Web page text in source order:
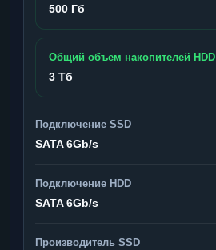
500 Гб
Общий объем накопителей HDD
3 Тб
Подключение SSD
SATA 6Gb/s
Подключение HDD
SATA 6Gb/s
Производитель SSD